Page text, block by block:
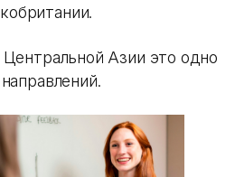
Азии это одно